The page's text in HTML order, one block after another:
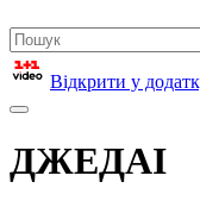
Відкрити у
ДЖЕДАІ